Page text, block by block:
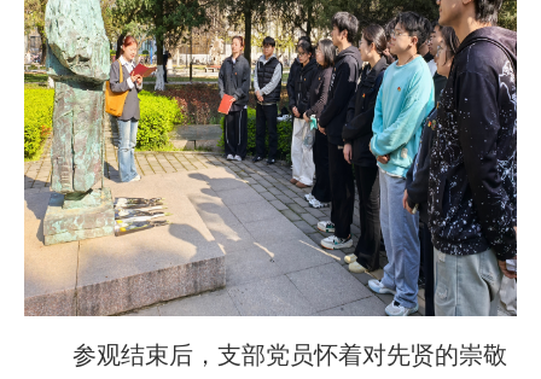
参观结束后，支部党员怀着对先贤的崇敬